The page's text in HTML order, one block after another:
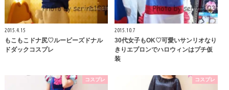
2015.4.15
もこもこドナ尻♡ルービーズドナル
ドダックコスプレ
2015.10.7
30代女子もOK♡可愛いサンリオなり
きりエプロンでハロウィンはプチ仮
装
コスプレ コスプレ